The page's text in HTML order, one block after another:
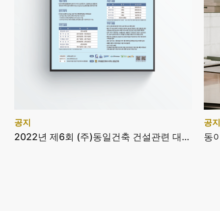
공지
2022년 제6회 (주)동일건축 건설관련 대학(원)생 설계VE 경진대회 개최
공지